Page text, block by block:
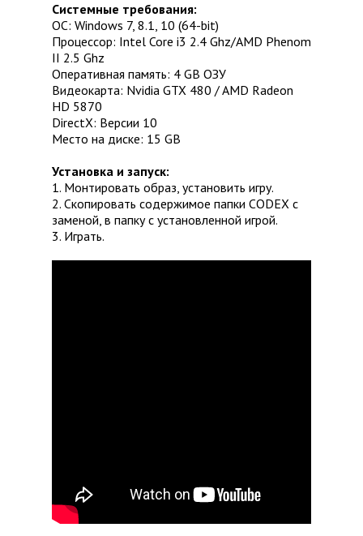
Системные требования:
ОС: Windows 7, 8.1, 10 (64-bit)
Процессор: Intel Core i3 2.4 Ghz/AMD Phenom
II 2.5 Ghz
Оперативная память: 4 GB ОЗУ
Видеокарта: Nvidia GTX 480 / AMD Radeon
HD 5870
DirectX: Версии 10
Место на диске: 15 GB
Установка и запуск:
1. Монтировать образ, установить игру.
2. Скопировать содержимое папки CODEX с
заменой, в папку с установленной игрой.
3. Играть.